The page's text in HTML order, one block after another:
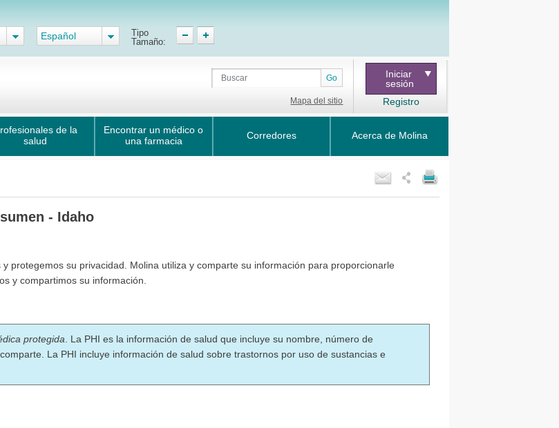
Español
Tipo
Tamaño:
Go
Mapa del sitio
Iniciar
sesión
Registro
de la
salud
Encontrar un médico o
una farmacia
Corredores Acerca de Molina
- Idaho
protegemos su privacidad. Molina utiliza y comparte su información para proporcionarle
y compartimos su información.
protegida. La PHI es la información de salud que incluye su nombre, número de
La PHI incluye información de salud sobre trastornos por uso de sustancias e